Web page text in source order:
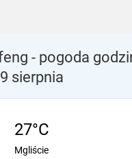
- pogoda
sierpnia
27°C
Mgliście